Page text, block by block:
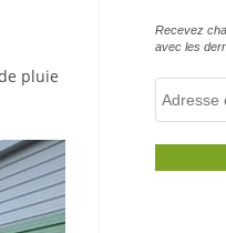
pluie
Recevez
avec les